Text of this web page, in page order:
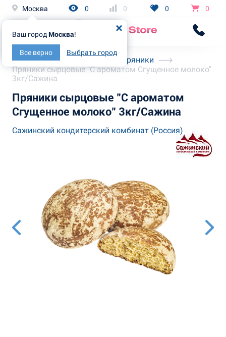
Москва
Ваш город Москва!
Все верно Выбрать город
0 0 0 0
Главная Каталог
Пряники
Пряники сырцовые "С ароматом Сгущенное молоко"
3кг/Сажина
Пряники сырцовые "С ароматом
Сгущенное молоко" 3кг/Сажина
Сажинский кондитерский комбинат (Россия)